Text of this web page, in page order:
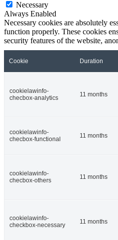
Necessary
Always Enabled
Necessary cookies are absolutely
function properly. These cookies
security features of the website,
Cookie Duration
cookielawinfo-
checbox-analytics
11 months
cookielawinfo-
checbox-functional
11 months
cookielawinfo-
checbox-others
11 months
cookielawinfo-
checkbox-necessary
11 months